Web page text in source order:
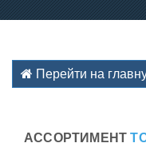
Перейти на
АССОРТИМЕНТ